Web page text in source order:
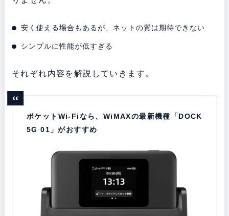
安く使える場合もあるが、ネットの質は期待できない
シンプルに性能が低すぎる
それぞれ内容を解説していきます。
ポケットWi-Fiなら、WiMAXの最新機種「DOCK
5G 01」がおすすめ